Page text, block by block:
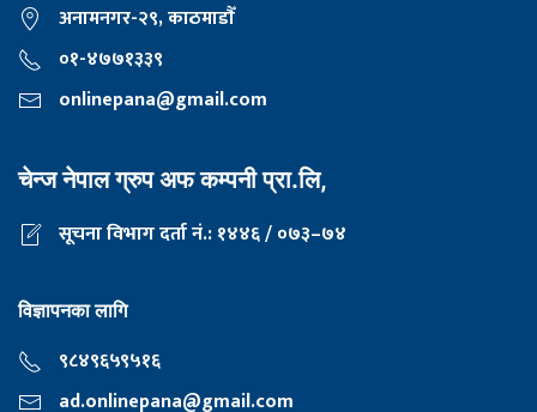
अनामनगर-२९, काठमाडाैँ
०१-४७७१३३९
onlinepana@gmail.com
चेन्ज नेपाल ग्रुप अफ कम्पनी प्रा.लि,
सूचना विभाग दर्ता नं.: १४४६ / ०७३–७४
विज्ञापनका लागि
९८४९६५९५१६
ad.onlinepana@gmail.com